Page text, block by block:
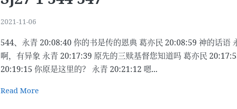
2021-11-06
544、永青 20:08:40 你的书是传的恩典 葛亦民 20:08:59 神的话
啊，有异象 永青 20:17:39 原先的三赎基督您知道吗 葛亦民
20:19:15 你原是这里的？ 永青 20:21:12 嗯...
Read More